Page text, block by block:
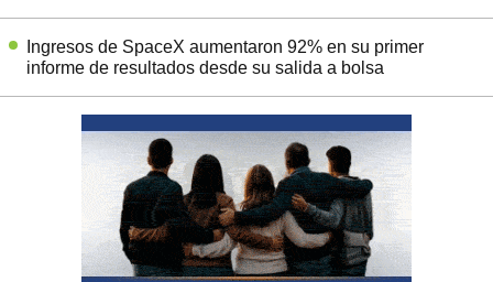
Ingresos de SpaceX aumentaron 92% en su primer
informe de resultados desde su salida a bolsa